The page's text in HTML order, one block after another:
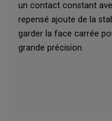
un contact constant
repensé ajoute de la
garder la face carrée
grande précision.